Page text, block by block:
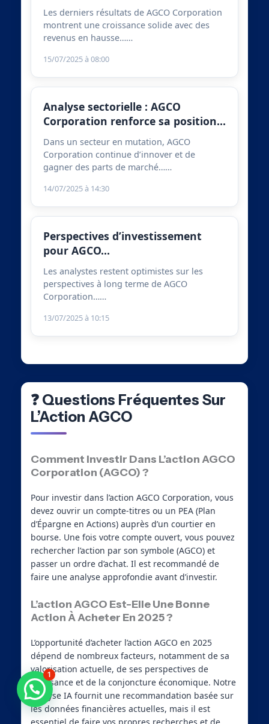
Les derniers résultats de AGCO Corporation
montrent une croissance solide avec des
revenus en hausse……
15/07/2025 à 08:00
Analyse sectorielle : AGCO
Corporation renforce sa position…
Dans un secteur en mutation, AGCO
Corporation continue d’innover et de
gagner des parts de marché……
14/07/2025 à 14:30
Perspectives d’investissement
pour AGCO…
Les analystes restent optimistes sur les
perspectives à long terme de AGCO
Corporation……
13/07/2025 à 10:15
❓ Questions Fréquentes Sur
L’Action AGCO
Comment Investir Dans L’action AGCO
Corporation (AGCO) ?
Pour investir dans l’action AGCO Corporation, vous
devez ouvrir un compte-titres ou un PEA (Plan
d’Épargne en Actions) auprès d’un courtier en
bourse. Une fois votre compte ouvert, vous pouvez
rechercher l’action par son symbole (AGCO) et
passer un ordre d’achat. Il est recommandé de
faire une analyse approfondie avant d’investir.
L’action AGCO Est-Elle Une Bonne
Action À Acheter En 2025 ?
L’opportunité d’acheter l’action AGCO en 2025
dépend de nombreux facteurs, notamment de sa
valorisation actuelle, de ses perspectives de
croissance et de la conjoncture économique. Notre
analyse IA fournit une recommandation basée sur
les données financières actuelles, mais il est
essentiel de faire vos propres recherches et de
Besoin d'aide ?
1